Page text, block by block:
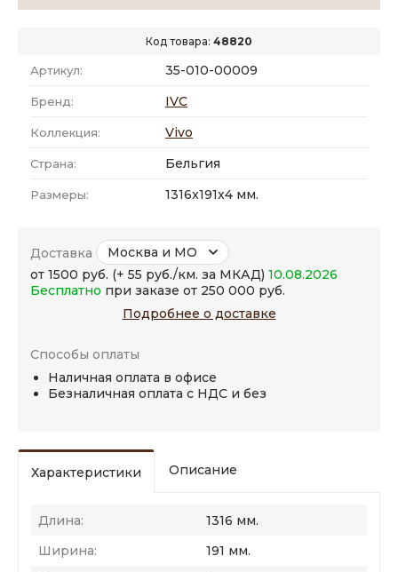
Код товара: 48820
Артикул: 35-010-00009
Бренд: IVC
Коллекция: Vivo
Страна: Бельгия
Размеры: 1316x191x4 мм.
Доставка
Москва и МО
от 1500 руб. (+ 55 руб./км. за МКАД) 10.08.2026
Бесплатно при заказе от 250 000 руб.
Подробнее о доставке
Способы оплаты
Наличная оплата в офисе
Безналичная оплата с НДС и без
Характеристики Описание
Длина:
1316 мм.
Ширина:
191 мм.